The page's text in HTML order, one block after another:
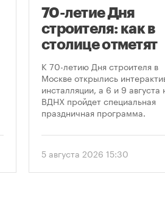
70-летие Дня
строителя: как в
столице отметят
круглую дату
праздника
К 70-летию Дня строителя в
Москве открылись
инсталляции, а 6 и 9 августа
ВДНХ пройдет специальная
праздничная программа.
5 августа 2026 15:30